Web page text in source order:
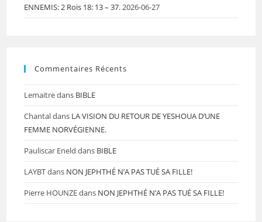
ENNEMIS: 2 Rois 18: 13 – 37.2026-06-27
Commentaires Récents
Lemaitredans BIBLE
Chantaldans LA VISION DU RETOUR DE YESHOUA D’UNE
FEMME NORVÉGIENNE.
Pauliscar Eneld dans BIBLE
LAYBTdans NON JEPHTHÉ N’A PAS TUÉ SA FILLE!
Pierre HOUNZEdans NON JEPHTHÉ N’A PAS TUÉ SA FILLE!